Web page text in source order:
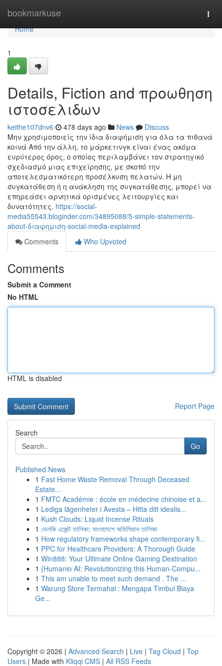
bookmarkuse
Home
Home
1
Details, Fiction and προωθηση
ιστοσελιδων
keithe107dnv6 478 days ago News
Discuss
Μην χρησιμοποιείς την ίδια διαφήμιση για όλα τα πιθανά
κοινά Από την άλλη, το μάρκετινγκ είναι ένας ακόμα
ευρύτερος όρος, ο οποίος περιλαμβάνει τον στρατηγικό
σχεδιασμό μιας επιχείρησης, με σκοπό την
αποτελεσματικότερη προσέλκυση πελατών. Η μη
συγκατάθεση ή η ανάκληση της συγκατάθεσης, μπορεί να
επηρεάσει αρνητικά ορισμένες λειτουργίες και
δυνατότητες. https://social-
media55543.bloginder.com/34895088/5-simple-statements-
about-διαφημιση-social-media-explained
Comments
Who Upvoted
Comments
Submit a Comment
No HTML
HTML is disabled
Report Page
Search
Go
Published News
1 Fast Home Waste Removal Through Deceased
Estate...
1 FMTC Académie : école en médecine chinoise et a...
1 Lediga lägenheter i Avesta – Hitta ditt idealis...
1 Kush Clouds: Liquid Incense Rituals
1 ভেলকি এজেন্ট তালিকা: বাংলাদেশে অফিসিয়াল তালিকা
1 How regulatory frameworks shape contemporary fi...
1 PPC for Healthcare Providers: A Thorough Guide
1 Win888: Your Ultimate Online Gaming Destination
1 {Humanio AI: Revolutionizing this Human-Compu...
1 This am unable to meet such demand . The ...
1 Warung Store Termahal : Mengapa Timbul Biaya
Ge...
Copyright © 2026 | Advanced Search | Live | Tag Cloud | Top
Users | Made with Kliqqi CMS | All RSS Feeds